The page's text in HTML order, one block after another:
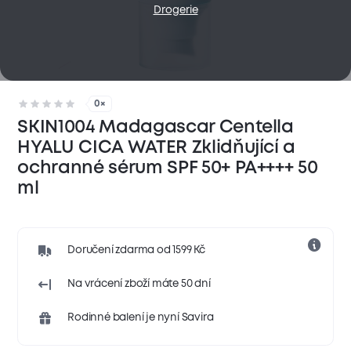
0×
SKIN1004 Madagascar Centella
HYALU CICA WATER Zklidňující a
ochranné sérum SPF 50+ PA++++ 50
ml
Doručení zdarma od 1599 Kč
Na vrácení zboží máte 50 dní
Rodinné balení je nyní Savira
Drogerie